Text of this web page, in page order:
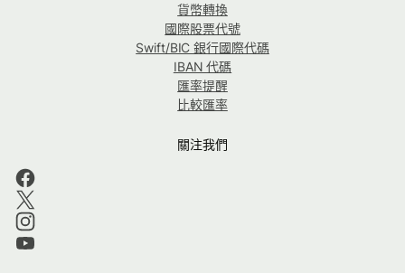
貨幣轉換
國際股票代號
Swift/BIC 銀行國際代碼
IBAN 代碼
匯率提醒
比較匯率
關注我們